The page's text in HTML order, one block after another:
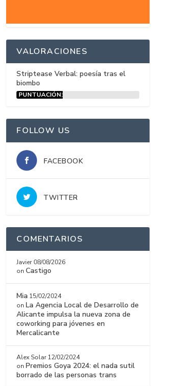
VALORACIONES
Striptease Verbal: poesía tras el
biombo
PUNTUACIÓN:
FOLLOW US
FACEBOOK
TWITTER
COMENTARIOS
Javier 08/08/2026
onCastigo
Mia 15/02/2024
on La Agencia Local de Desarrollo de
Alicante impulsa la nueva zona de
coworking para jóvenes en
Mercalicante
Alex Solar 12/02/2024
on Premios Goya 2024: el nada sutil
borrado de las personas trans